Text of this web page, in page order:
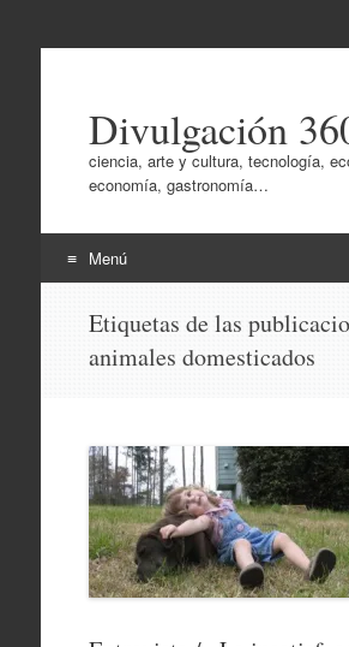
Divulgación
ciencia, arte y cultura, tecnología,
economía, gastronomía…
Menú
contenido
Etiquetas de las
animales domesticados